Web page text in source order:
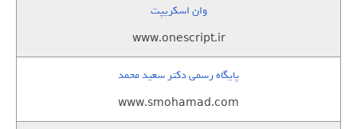
وان اسکریپت
www.onescript.ir
پایگاه رسمی دکتر سعید محمد
www.smohamad.com